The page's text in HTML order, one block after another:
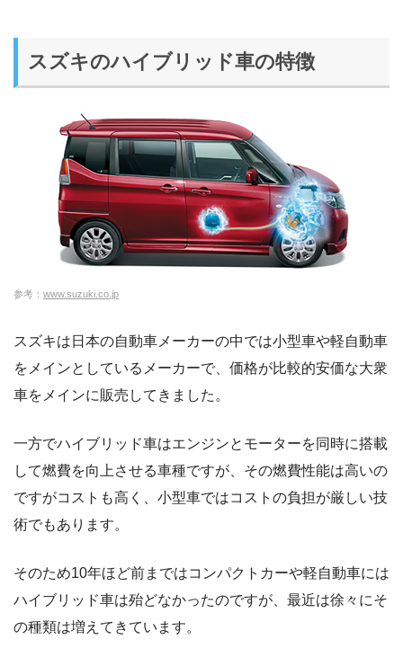
スズキのハイブリッド車の特徴
参考： www.suzuki.co.jp
スズキは日本の自動車メーカーの中では小型車や軽自動車
をメインとしているメーカーで、価格が比較的安価な大衆
車をメインに販売してきました。
一方でハイブリッド車はエンジンとモーターを同時に搭載
して燃費を向上させる車種ですが、その燃費性能は高いの
ですがコストも高く、小型車ではコストの負担が厳しい技
術でもあります。
そのため10年ほど前まではコンパクトカーや軽自動車には
ハイブリッド車は殆どなかったのですが、最近は徐々にそ
の種類は増えてきています。